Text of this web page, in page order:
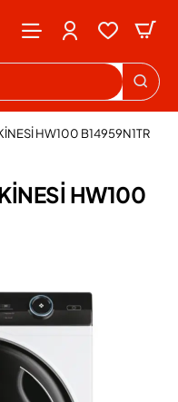
HW100
HW100 B14959N1TR